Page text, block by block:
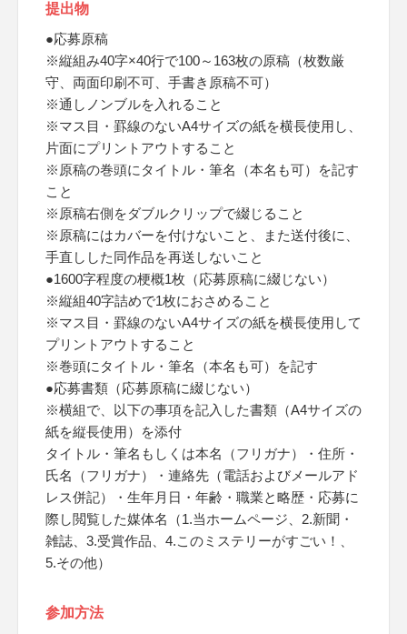
提出物
●応募原稿
※縦組み40字×40行で100～163枚の原稿（枚数厳
守、両面印刷不可、手書き原稿不可）
※通しノンブルを入れること
※マス目・罫線のないA4サイズの紙を横長使用し、
片面にプリントアウトすること
※原稿の巻頭にタイトル・筆名（本名も可）を記す
こと
※原稿右側をダブルクリップで綴じること
※原稿にはカバーを付けないこと、また送付後に、
手直しした同作品を再送しないこと
●1600字程度の梗概1枚（応募原稿に綴じない）
※縦組40字詰めで1枚におさめること
※マス目・罫線のないA4サイズの紙を横長使用して
プリントアウトすること
※巻頭にタイトル・筆名（本名も可）を記す
●応募書類（応募原稿に綴じない）
※横組で、以下の事項を記入した書類（A4サイズの
紙を縦長使用）を添付
タイトル・筆名もしくは本名（フリガナ）・住所・
氏名（フリガナ）・連絡先（電話およびメールアド
レス併記）・生年月日・年齢・職業と略歴・応募に
際し閲覧した媒体名（1.当ホームページ、2.新聞・
雑誌、3.受賞作品、4.このミステリーがすごい！、
5.その他）
参加方法